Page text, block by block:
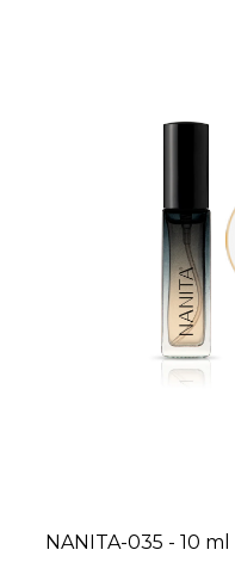
NANITA-035 - 10 ml